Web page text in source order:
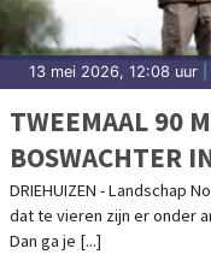
13 mei 2026, 12:08 uur
TWEEMAAL 90
BOSWACHTER
DRIEHUIZEN - Landschap
dat te vieren zijn er onder
Dan ga je [...]